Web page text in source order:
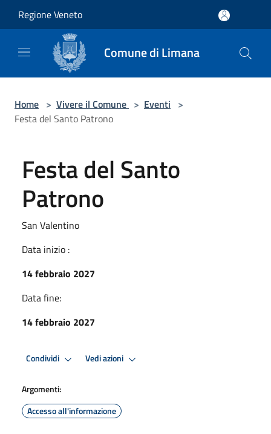
Regione Veneto
Comune di Limana
Home > Vivere il Comune > Eventi >
Festa del Santo Patrono
Festa del Santo
Patrono
San Valentino
Data inizio :
14 febbraio 2027
Data fine:
14 febbraio 2027
Condividi Vedi azioni
Argomenti:
Accesso all'informazione